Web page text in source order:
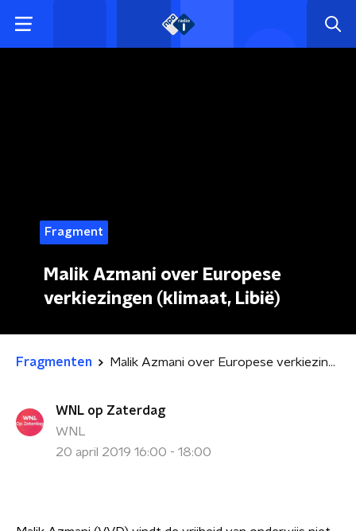
Fragment
Malik Azmani over Europese
verkiezingen (klimaat, Libië)
Fragmenten Malik Azmani over Europese verkiezingen (klimaat, Libië)
WNL op Zaterdag
WNL
20 april 2019 16:00 - 18:00